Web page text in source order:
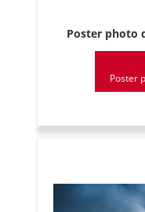
Poster photo
Poster